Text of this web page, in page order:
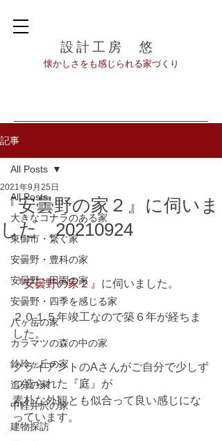
設計工房 悠
​懐かしさをも感じられる家づくり
記事
All Posts
大きなコナラのある家
東御市・繋ぐ家
安曇野・豊科の家
安曇野・田園の家
安曇野・四季を感じる家
八ヶ岳の家
カラマツの森の中の家
鈴玲ヶ丘の家
追分の家
中軽井沢の家
建物探訪
All Posts
『安曇野の家２』に伺いま
した 20210924
2021年9月25日
『安曇野の家２』 に伺いました。
２０１５年竣工なので築６年が経ちま
した。
クライアントのAさんがご自分で少しず
つ造られた『庭』が
素朴な外観とも似合って良い感じにな
っています。